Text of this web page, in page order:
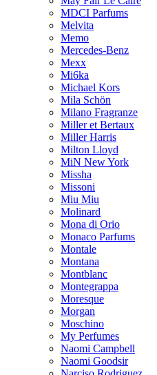
MDCI Parfums
Melvita
Memo
Mercedes-Benz
Mexx
Mi6ka
Michael Kors
Mila Schön
Milano Fragranze
Miller et Bertaux
Miller Harris
Milton Lloyd
MiN New York
Missha
Missoni
Miu Miu
Molinard
Mona di Orio
Monaco Parfums
Montale
Montana
Montblanc
Montegrappa
Moresque
Morgan
Moschino
My Perfumes
Naomi Campbell
Naomi Goodsir